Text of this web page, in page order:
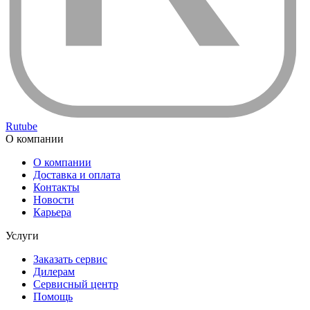
Rutube
О компании
О компании
Доставка и оплата
Контакты
Новости
Карьера
Услуги
Заказать сервис
Дилерам
Сервисный центр
Помощь